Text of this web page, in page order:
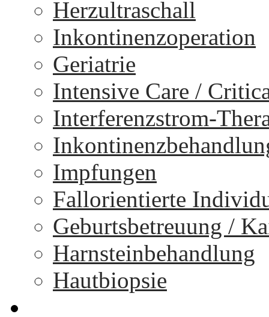
Herzultraschall
Inkontinenzoperation
Geriatrie
Intensive Care /
Interferenzstrom-
Impfungen
Fallorientierte
Geburtsbetreuung /
Harnsteinbehandlung
Hautbiopsie